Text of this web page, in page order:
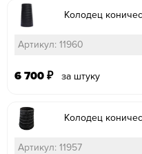
Колодец
Артикул: 11960
6 700 ₽ за штуку
Колодец
Артикул: 11957